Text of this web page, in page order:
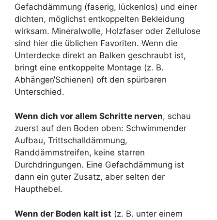
Gefachdämmung (faserig, lückenlos) und einer
dichten, möglichst entkoppelten Bekleidung
wirksam. Mineralwolle, Holzfaser oder Zellulose
sind hier die üblichen Favoriten. Wenn die
Unterdecke direkt an Balken geschraubt ist,
bringt eine entkoppelte Montage (z. B.
Abhänger/Schienen) oft den spürbaren
Unterschied.
Wenn dich vor allem Schritte nerven, schau
zuerst auf den Boden oben: Schwimmender
Aufbau, Trittschalldämmung,
Randdämmstreifen, keine starren
Durchdringungen. Eine Gefachdämmung ist
dann ein guter Zusatz, aber selten der
Haupthebel.
Wenn der Boden kalt ist (z. B. unter einem